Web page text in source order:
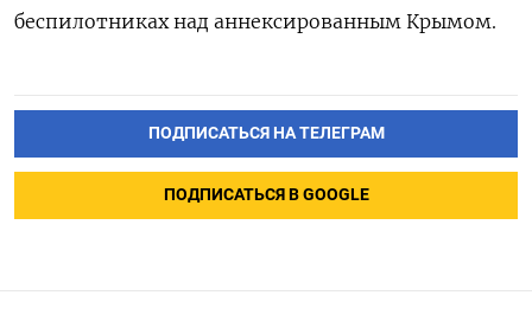
беспилотниках над аннексированным Крымом.
ПОДПИСАТЬСЯ НА ТЕЛЕГРАМ
ПОДПИСАТЬСЯ В GOOGLE